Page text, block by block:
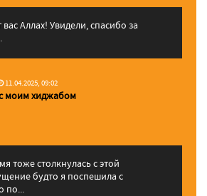
Аллаx! Увидели, спасибо за
11.04.2025, 09:02
моим хиджабом
тоже столкнулась с этой
будто я поспешила с
по...